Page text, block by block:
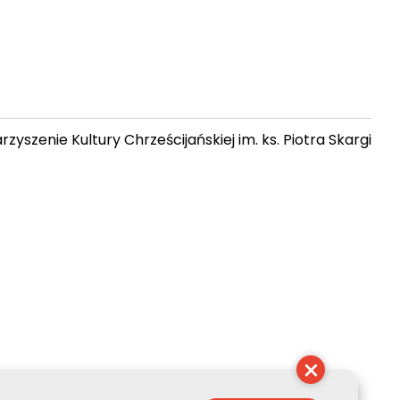
Kultury Chrześcijańskiej im. ks. Piotra Skargi
×